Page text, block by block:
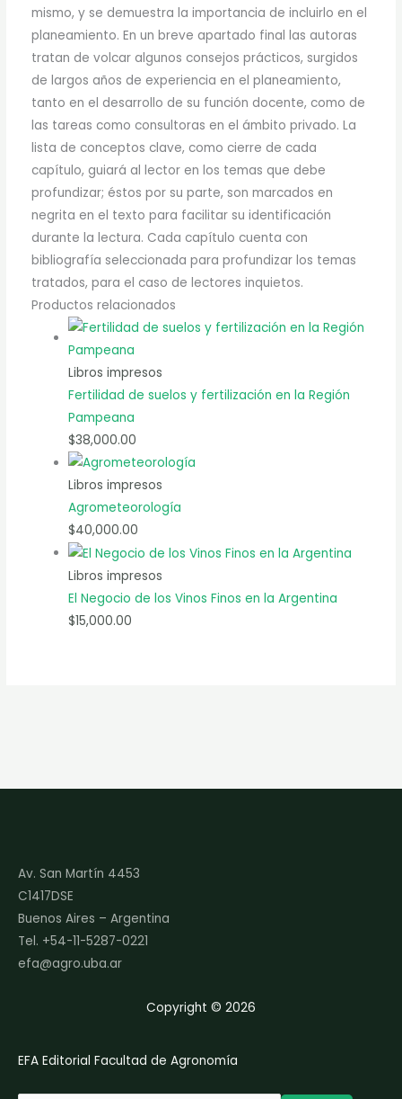
mismo, y se demuestra la importancia de incluirlo en el
planeamiento. En un breve apartado final las autoras
tratan de volcar algunos consejos prácticos, surgidos
de largos años de experiencia en el planeamiento,
tanto en el desarrollo de su función docente, como de
las tareas como consultoras en el ámbito privado. La
lista de conceptos clave, como cierre de cada
capítulo, guiará al lector en los temas que debe
profundizar; éstos por su parte, son marcados en
negrita en el texto para facilitar su identificación
durante la lectura. Cada capítulo cuenta con
bibliografía seleccionada para profundizar los temas
tratados, para el caso de lectores inquietos.
Productos relacionados
Libros impresos
Fertilidad de suelos y fertilización en la Región
Pampeana
$38,000.00
Libros impresos
Agrometeorología
$40,000.00
Libros impresos
El Negocio de los Vinos Finos en la Argentina
$15,000.00
Av. San Martín 4453
C1417DSE
Buenos Aires – Argentina
Tel. +54-11-5287-0221
efa@agro.uba.ar
Copyright © 2026
EFA Editorial Facultad de Agronomía